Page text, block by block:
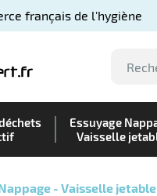
français de l'hygiène
Essuyage
Vaisselle
- Vaisselle jetable